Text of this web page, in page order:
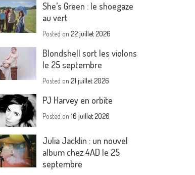
She’s Green : le shoegaze
au vert
Posted on22 juillet 2026
Blondshell sort les violons
le 25 septembre
Posted on21 juillet 2026
PJ Harvey en orbite
Posted on16 juillet 2026
Julia Jacklin : un nouvel
album chez 4AD le 25
septembre